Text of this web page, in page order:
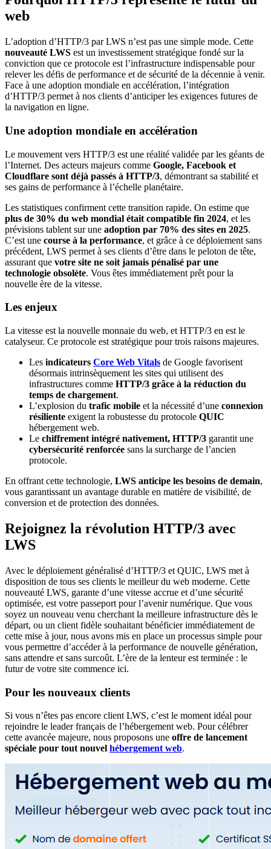
web
L’adoption d’HTTP/3 par LWS n’est pas une simple mode. Cette
nouveauté LWS est un investissement stratégique fondé sur la
conviction que ce protocole est l’infrastructure indispensable pour
relever les défis de performance et de sécurité de la décennie à venir.
Face à une adoption mondiale en accélération, l’intégration
d’HTTP/3 permet à nos clients d’anticiper les exigences futures de
la navigation en ligne.
Une adoption mondiale en accélération
Le mouvement vers HTTP/3 est une réalité validée par les géants de
l’Internet. Des acteurs majeurs comme Google, Facebook et
Cloudflare sont déjà passés à HTTP/3, démontrant sa stabilité et
ses gains de performance à l’échelle planétaire.
Les statistiques confirment cette transition rapide. On estime que
plus de 30% du web mondial était compatible fin 2024, et les
prévisions tablent sur une adoption par 70% des sites en 2025.
C’est une course à la performance, et grâce à ce déploiement sans
précédent, LWS permet à ses clients d’être dans le peloton de tête,
assurant que votre site ne soit jamais pénalisé par une
technologie obsolète. Vous êtes immédiatement prêt pour la
nouvelle ère de la vitesse.
Les enjeux
La vitesse est la nouvelle monnaie du web, et HTTP/3 en est le
catalyseur. Ce protocole est stratégique pour trois raisons majeures.
Les indicateurs Core Web Vitals de Google favorisent
désormais intrinsèquement les sites qui utilisent des
infrastructures comme HTTP/3 grâce à la réduction du
temps de chargement.
L’explosion du trafic mobile et la nécessité d’une connexion
résiliente exigent la robustesse du protocole QUIC
hébergement web.
Le chiffrement intégré nativement, HTTP/3 garantit une
cybersécurité renforcée sans la surcharge de l’ancien
protocole.
En offrant cette technologie, LWS anticipe les besoins de demain,
vous garantissant un avantage durable en matière de visibilité, de
conversion et de protection des données.
Rejoignez la révolution HTTP/3 avec
LWS
Avec le déploiement généralisé d’HTTP/3 et QUIC, LWS met à
disposition de tous ses clients le meilleur du web moderne. Cette
nouveauté LWS, garante d’une vitesse accrue et d’une sécurité
optimisée, est votre passeport pour l’avenir numérique. Que vous
soyez un nouveau venu cherchant la meilleure infrastructure dès le
départ, ou un client fidèle souhaitant bénéficier immédiatement de
cette mise à jour, nous avons mis en place un processus simple pour
vous permettre d’accéder à la performance de nouvelle génération,
sans attendre et sans surcoût. L’ère de la lenteur est terminée : le
futur de votre site commence ici.
Pour les nouveaux clients
Si vous n’êtes pas encore client LWS, c’est le moment idéal pour
rejoindre le leader français de l’hébergement web. Pour célébrer
cette avancée majeure, nous proposons une offre de lancement
spéciale pour tout nouvel hébergement web.